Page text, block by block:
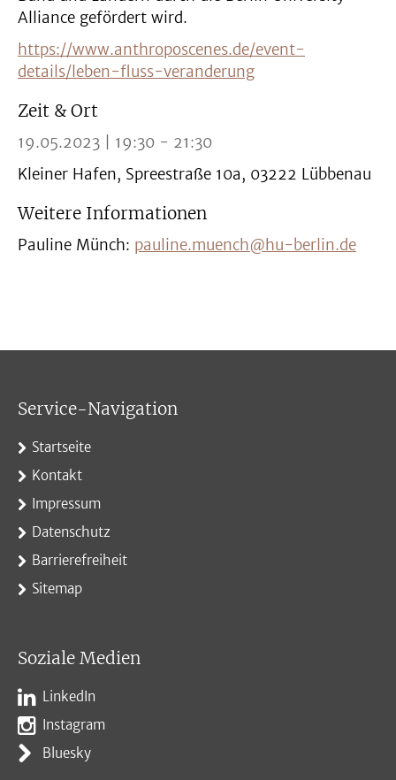
Alliance gefördert wird.
https://www.anthroposcenes.de/event-
details/leben-fluss-veranderung
Zeit & Ort
19.05.2023 | 19:30 - 21:30
Kleiner Hafen, Spreestraße 10a, 03222 Lübbenau
Weitere Informationen
Pauline Münch: pauline.muench@hu-berlin.de
Service-Navigation
Startseite
Kontakt
Impressum
Datenschutz
Barrierefreiheit
Sitemap
Soziale Medien
LinkedIn
Instagram
Bluesky